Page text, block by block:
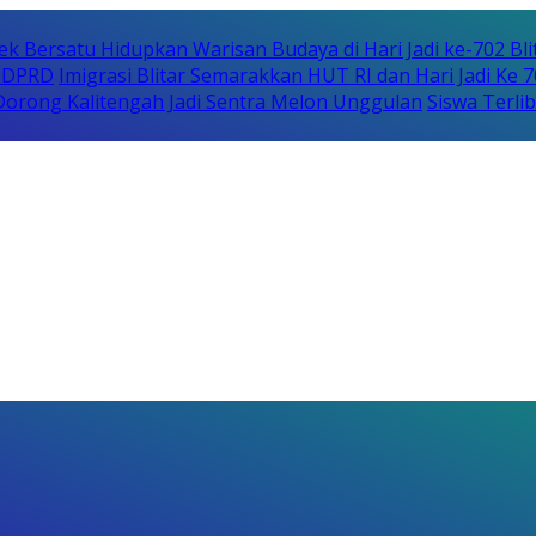
Bersatu Hidupkan Warisan Budaya di Hari Jadi ke-702
Imigrasi Blitar Semarakkan HUT RI dan Hari Jadi Ke
Kalitengah Jadi Sentra Melon Unggulan Siswa